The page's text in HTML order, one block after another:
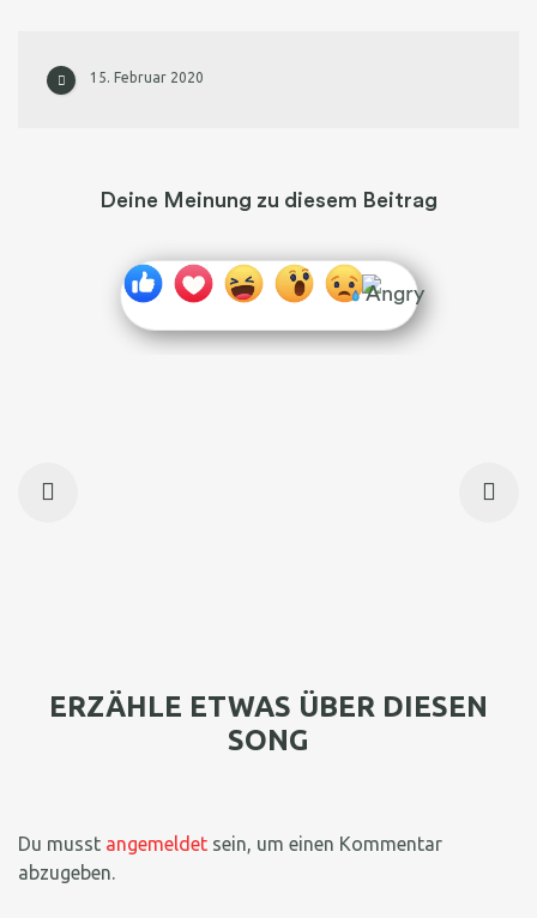
15. Februar 2020
Deine Meinung zu diesem Beitrag
BEITRAGSNAVIGATION
ERZÄHLE ETWAS ÜBER DIESEN
SONG
Du musst angemeldet sein, um einen Kommentar
abzugeben.